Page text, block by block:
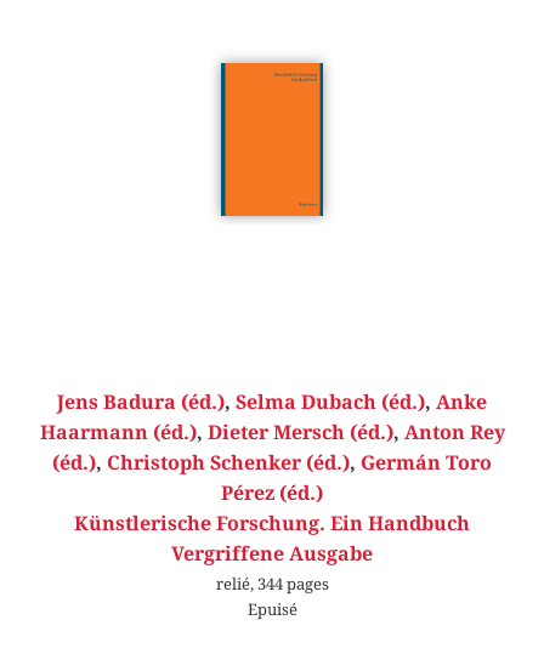
Jens Badura (éd.), Selma Dubach (éd.), Anke
Haarmann (éd.), Dieter Mersch (éd.), Anton Rey
(éd.), Christoph Schenker (éd.), Germán Toro
Pérez (éd.)
Künstlerische Forschung. Ein Handbuch
Vergriffene Ausgabe
relié, 344 pages
Epuisé